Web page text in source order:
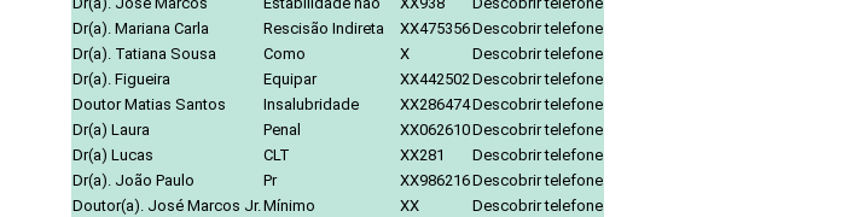
Dr(a). Mariana Carla
Rescisão Indireta XX475356Descobrir telefone
Dr(a). Tatiana Sousa
Como X
Descobrir telefone
Dr(a). Figueira
Equipar XX442502 Descobrir telefone
Doutor Matias Santos
Insalubridade XX286474Descobrir telefone
Dr(a) Laura
Penal XX062610Descobrir telefone
Dr(a) Lucas
CLT XX281
Descobrir telefone
Dr(a). João Paulo
Pr XX986216Descobrir telefone
Doutor(a). José Marcos Jr. Mínimo XX
Descobrir telefone